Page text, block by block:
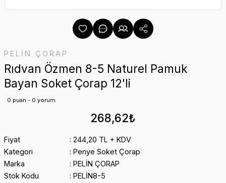
PELİN ÇORAP
Rıdvan Özmen 8-5 Naturel Pamuk
Bayan Soket Çorap 12'li
0 puan - 0 yorum
268,62₺
Fiyat
244,20 TL + KDV
Kategori
Penye Soket Çorap
Marka
PELİN ÇORAP
Stok Kodu
PELİN8-5